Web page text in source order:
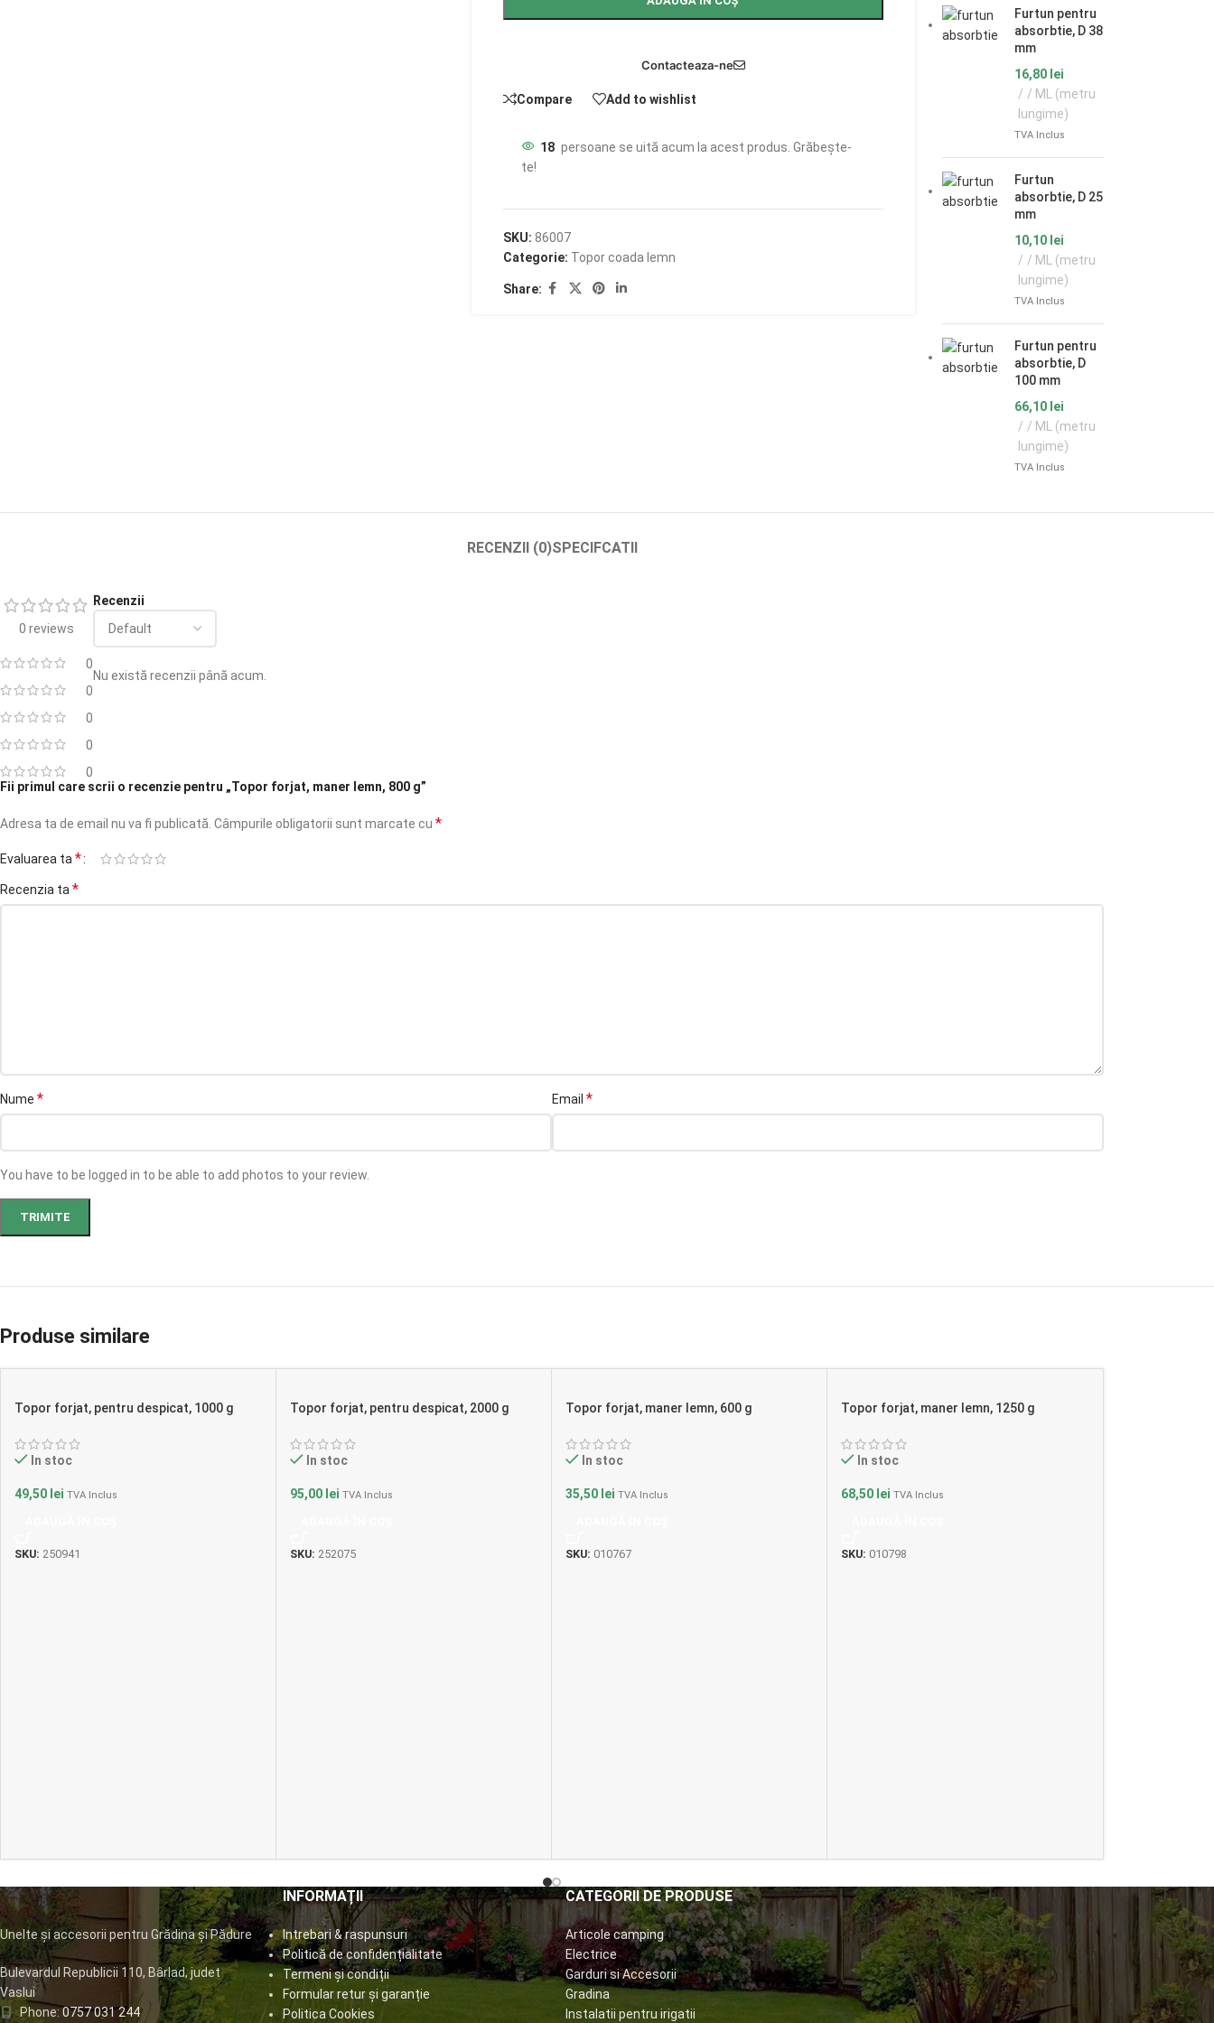
Contacteaza-ne
Compare Add to wishlist
18 persoane se uită acum la acest produs. Grăbește-
te!
SKU: 86007
Categorie: Topor coada lemn
Share:
Furtun pentru
absorbtie, D 38
mm
16,80 lei
/ ML (metru
lungime)
TVA Inclus
Furtun
absorbtie, D 25
mm
10,10 lei
/ ML (metru
lungime)
TVA Inclus
Furtun pentru
absorbtie, D
100 mm
66,10 lei
/ ML (metru
lungime)
TVA Inclus
RECENZII (0)SPECIFCATII
0 reviews
0
0
0
0
0
Recenzii
Nu există recenzii până acum.
Fii primul care scrii o recenzie pentru „Topor forjat, maner lemn, 800 g”
Adresa ta de email nu va fi publicată. Câmpurile obligatorii sunt marcate cu *
Evaluarea ta *
Recenzia ta *
Nume * Email *
You have to be logged in to be able to add photos to your review.
Produse similare
Topor forjat, pentru despicat, 1000 g
In stoc
49,50 lei TVA Inclus
SKU: 250941
Topor forjat, pentru despicat, 2000 g
In stoc
95,00 lei TVA Inclus
SKU: 252075
Topor forjat, maner lemn, 600 g
In stoc
35,50 lei TVA Inclus
SKU: 010767
Topor forjat, maner lemn, 1250 g
In stoc
68,50 lei TVA Inclus
SKU: 010798
Unelte și accesorii pentru Grădina și Pădure
Bulevardul Republicii 110, Bârlad, judet
Vaslui
Phone:0757 031 244
INFORMAȚII
Intrebari & raspunsuri
Politică de confidențialitate
Termeni și condiții
Formular retur și garanție
Politica Cookies
CATEGORII DE PRODUSE
Articole camping
Electrice
Garduri si Accesorii
Gradina
Instalatii pentru irigatii